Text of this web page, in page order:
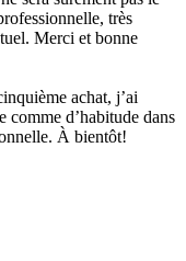
très
Merci et bonne
achat, j’ai
comme d’habitude dans
À bientôt!